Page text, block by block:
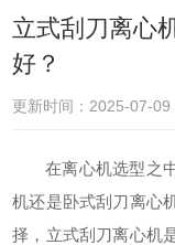
立式刮刀离心
好？
更新时间：2025-07-
在离心机选型之
机还是卧式刮刀离心
择，立式刮刀离心机